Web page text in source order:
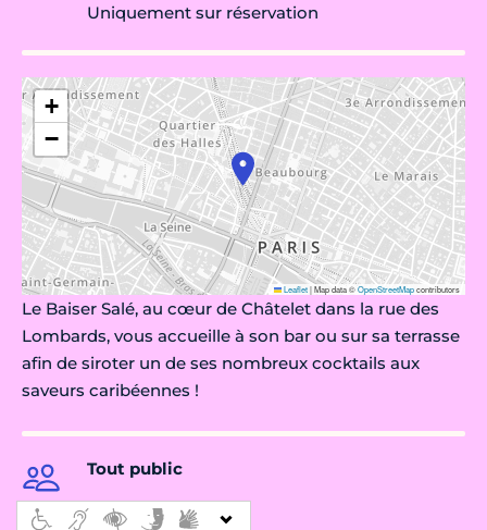
Uniquement sur réservation
+
−
Leaflet|Map data ©OpenStreetMapcontributors
Le Baiser Salé, au cœur de Châtelet dans la rue des
Lombards, vous accueille à son bar ou sur sa terrasse
afin de siroter un de ses nombreux cocktails aux
saveurs caribéennes !
Tout public